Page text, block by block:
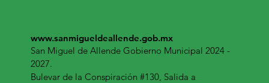
www.sanmigueldeallende.gob.mx
San Miguel de Allende Gobierno Municipal 2024 -
2027.
Bulevar de la Conspiración #130, Salida a